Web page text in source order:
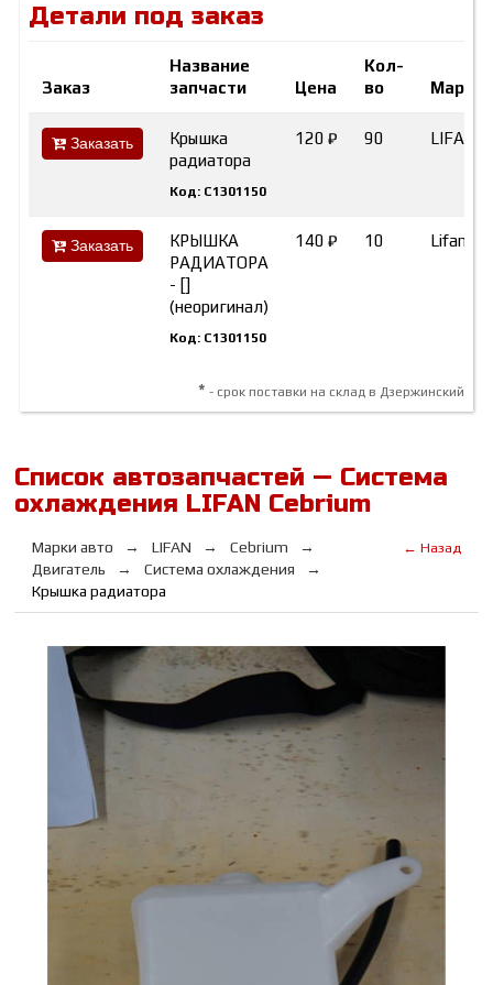
Детали под заказ
Заказ
Название
запчасти
Цена
Кол-
во
Марка
Заказать
Крышка
радиатора
Код: C1301150
120 ₽ 90 LIFAN
Заказать
КРЫШКА
РАДИАТОРА
- []
(неоригинал)
Код: C1301150
140 ₽ 10 Lifan
* - срок поставки на склад в Дзержинский
Список автозапчастей — Система
охлаждения LIFAN Cebrium
Марки авто LIFAN
Cebrium
Двигатель
Система охлаждения
Крышка радиатора
← Назад